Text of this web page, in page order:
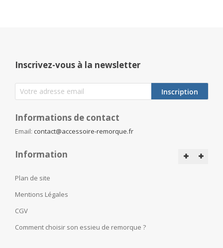
Inscrivez-vous à la newsletter
Inscription
Informations de contact
Email: contact@accessoire-remorque.fr
Information
Plan de site
Mentions Légales
CGV
Comment choisir son essieu de remorque ?